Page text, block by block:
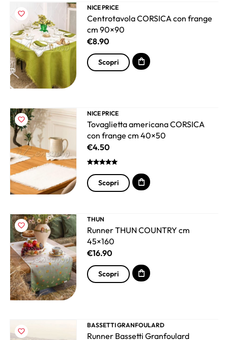
NICE PRICE
Centrotavola CORSICA con frange
cm 90×90
€8.90
Scopri
NICE PRICE
Tovaglietta americana CORSICA
con frange cm 40×50
€4.50
Scopri
THUN
Runner THUN COUNTRY cm
45×160
€16.90
Scopri
BASSETTI GRANFOULARD
Runner Bassetti Granfoulard